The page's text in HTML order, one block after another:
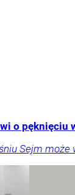
o pęknięciu
Sejm może